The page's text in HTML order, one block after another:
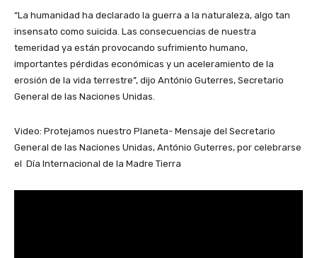
“La humanidad ha declarado la guerra a la naturaleza, algo tan
insensato como suicida. Las consecuencias de nuestra
temeridad ya están provocando sufrimiento humano,
importantes pérdidas económicas y un aceleramiento de la
erosión de la vida terrestre”, dijo António Guterres, Secretario
General de las Naciones Unidas.
Video: Protejamos nuestro Planeta- Mensaje del Secretario
General de las Naciones Unidas, António Guterres, por celebrarse
el Día Internacional de la Madre Tierra